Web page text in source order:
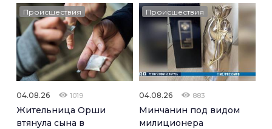
Происшествия
04.08.26 1019
Жительница Орши
втянула сына в
Происшествия
04.08.26 883
Минчанин под видом
милиционера